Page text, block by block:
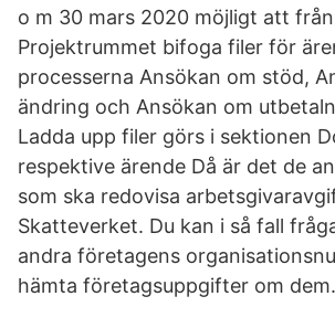
o m 30 mars 2020 möjligt att från
Projektrummet bifoga filer för
processerna Ansökan om stöd,
ändring och Ansökan om
Ladda upp filer görs i sektionen
respektive ärende Då är det de
som ska redovisa
Skatteverket. Du kan i så fall
andra företagens
hämta företagsuppgifter om dem.